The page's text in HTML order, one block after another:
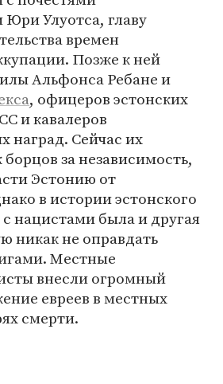
Юри Улуотса, главу
времен
Позже к ней
Альфонса Ребане и
, офицеров эстонских
и кавалеров
наград. Сейчас их
за независимость,
Эстонию от
в истории эстонского
нацистами была и другая
никак не оправдать
Местные
внесли огромный
евреев в местных
смерти.